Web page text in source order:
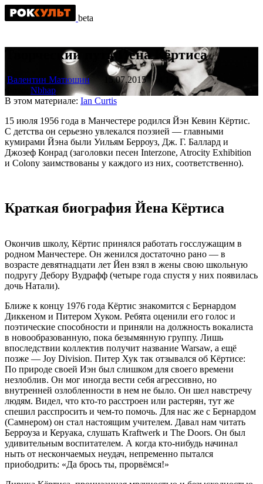
beta
Творческий путь Йена Кёртиса
Валентин Матюшин 15.07.2015
4 179
Nbhap
В этом материале: Ian Curtis
15 июля 1956 года в Манчестере родился Йэн Кевин Кёртис.
С детства он серьезно увлекался поэзией — главными
кумирами Йэна были Уильям Берроуз, Дж. Г. Баллард и
Джозеф Конрад (заголовки песен Interzone, Atrocity Exhibition
и Colony заимствованы у каждого из них, соответственно).
Краткая биография Йена Кёртиса
Окончив школу, Кёртис принялся работать госслужащим в
родном Манчестере. Он женился достаточно рано — в
возрасте девятнадцати лет Йен взял в жены свою школьную
подругу Дебору Вудрафф (четыре года спустя у них появилась
дочь Натали).
Ближе к концу 1976 года Кёртис знакомится с Бернардом
Диккеном и Питером Хуком. Ребята оценили его голос и
поэтические способности и приняли на должность вокалиста
в новообразованную, пока безымянную группу. Лишь
впоследствии коллектив получит название Warsaw, а ещё
позже — Joy Division. Питер Хук так отзывался об Кёртисе:
По природе своей Иэн был слишком для своего времени
незлоблив. Он мог иногда вести себя агрессивно, но
внутренней озлобленности в нем не было. Он шел навстречу
людям. Видел, что кто-то расстроен или растерян, тут же
спешил расспросить и чем-то помочь. Для нас же с Бернардом
(Самнером) он стал настоящим учителем. Давал нам читать
Берроуза и Керуака, слушать Kraftwerk и The Doors. Он был
удивительным воспитателем. А когда кто-нибудь начинал
ныть от нескончаемых неудач, непременно пытался
приободрить: «Да брось ты, прорвёмся!»